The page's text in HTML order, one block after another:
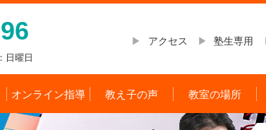
日曜日
アクセス 塾生専用
オンライン指導 教え子の声 教室の場所